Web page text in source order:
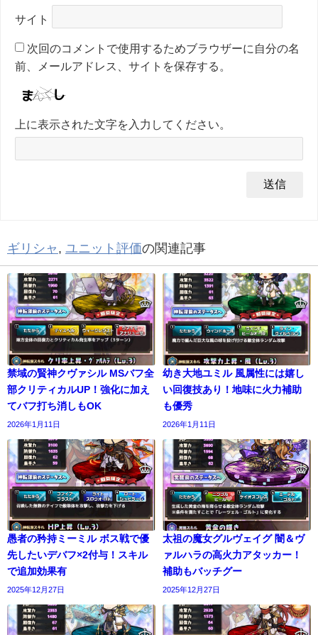
サイト
次回のコメントで使用するためブラウザーに自分の名
前、メールアドレス、サイトを保存する。
上に表示された文字を入力してください。
ギリシャ , ユニット評価の関連記事
禁域の賢神クヴァシル MSバフ全
部クリティカルUP！強化に加え
てバフ打ち消しもOK
2026年1月11日
幼き大地ユミル 風属性には嬉し
い回復技あり！地味に火力補助
も優秀
2026年1月11日
愚者の矜持ミーミル ボス戦で優
先したいデバフ×2付与！スキル
で追加効果有
2025年12月27日
太祖の魔女グルヴェイグ 闇＆ヴ
ァルハラの高火力アタッカー！
補助もバッチグー
2025年12月27日